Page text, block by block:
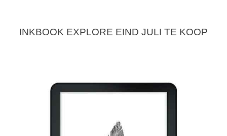
INKBOOK EXPLORE EIND JULI TE KOOP